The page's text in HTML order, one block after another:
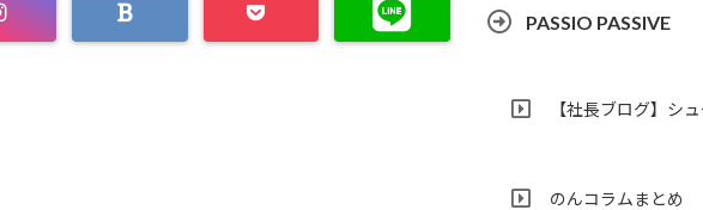
PASSIO PASSIVE
【社長ブログ】シ
のんコラムまとめ